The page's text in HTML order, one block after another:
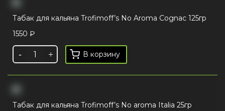
Табак для кальяна Trofimoff’s No Aroma Cognac 125гр
1550 ₽
В корзину
Табак для кальяна Trofimoff’s No aroma Italia 25гр